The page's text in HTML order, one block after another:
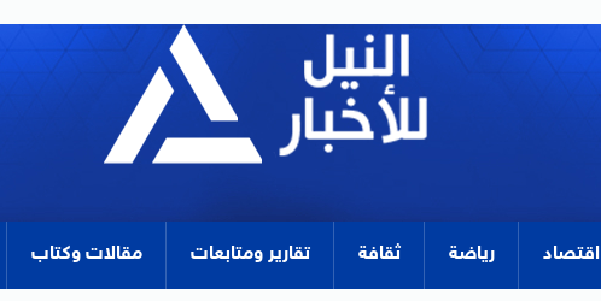
اقتصاد رياضة ثقافة تقارير ومتابعات مقالات وكتاب